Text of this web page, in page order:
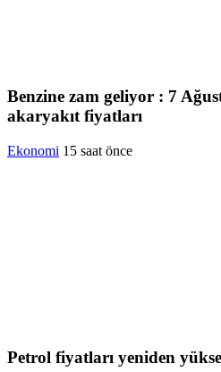
Benzine zam geliyor : 7
akaryakıt fiyatları
Ekonomi 15 saat önce
Petrol fiyatları yeniden